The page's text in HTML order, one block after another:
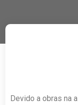
Devido a obras na